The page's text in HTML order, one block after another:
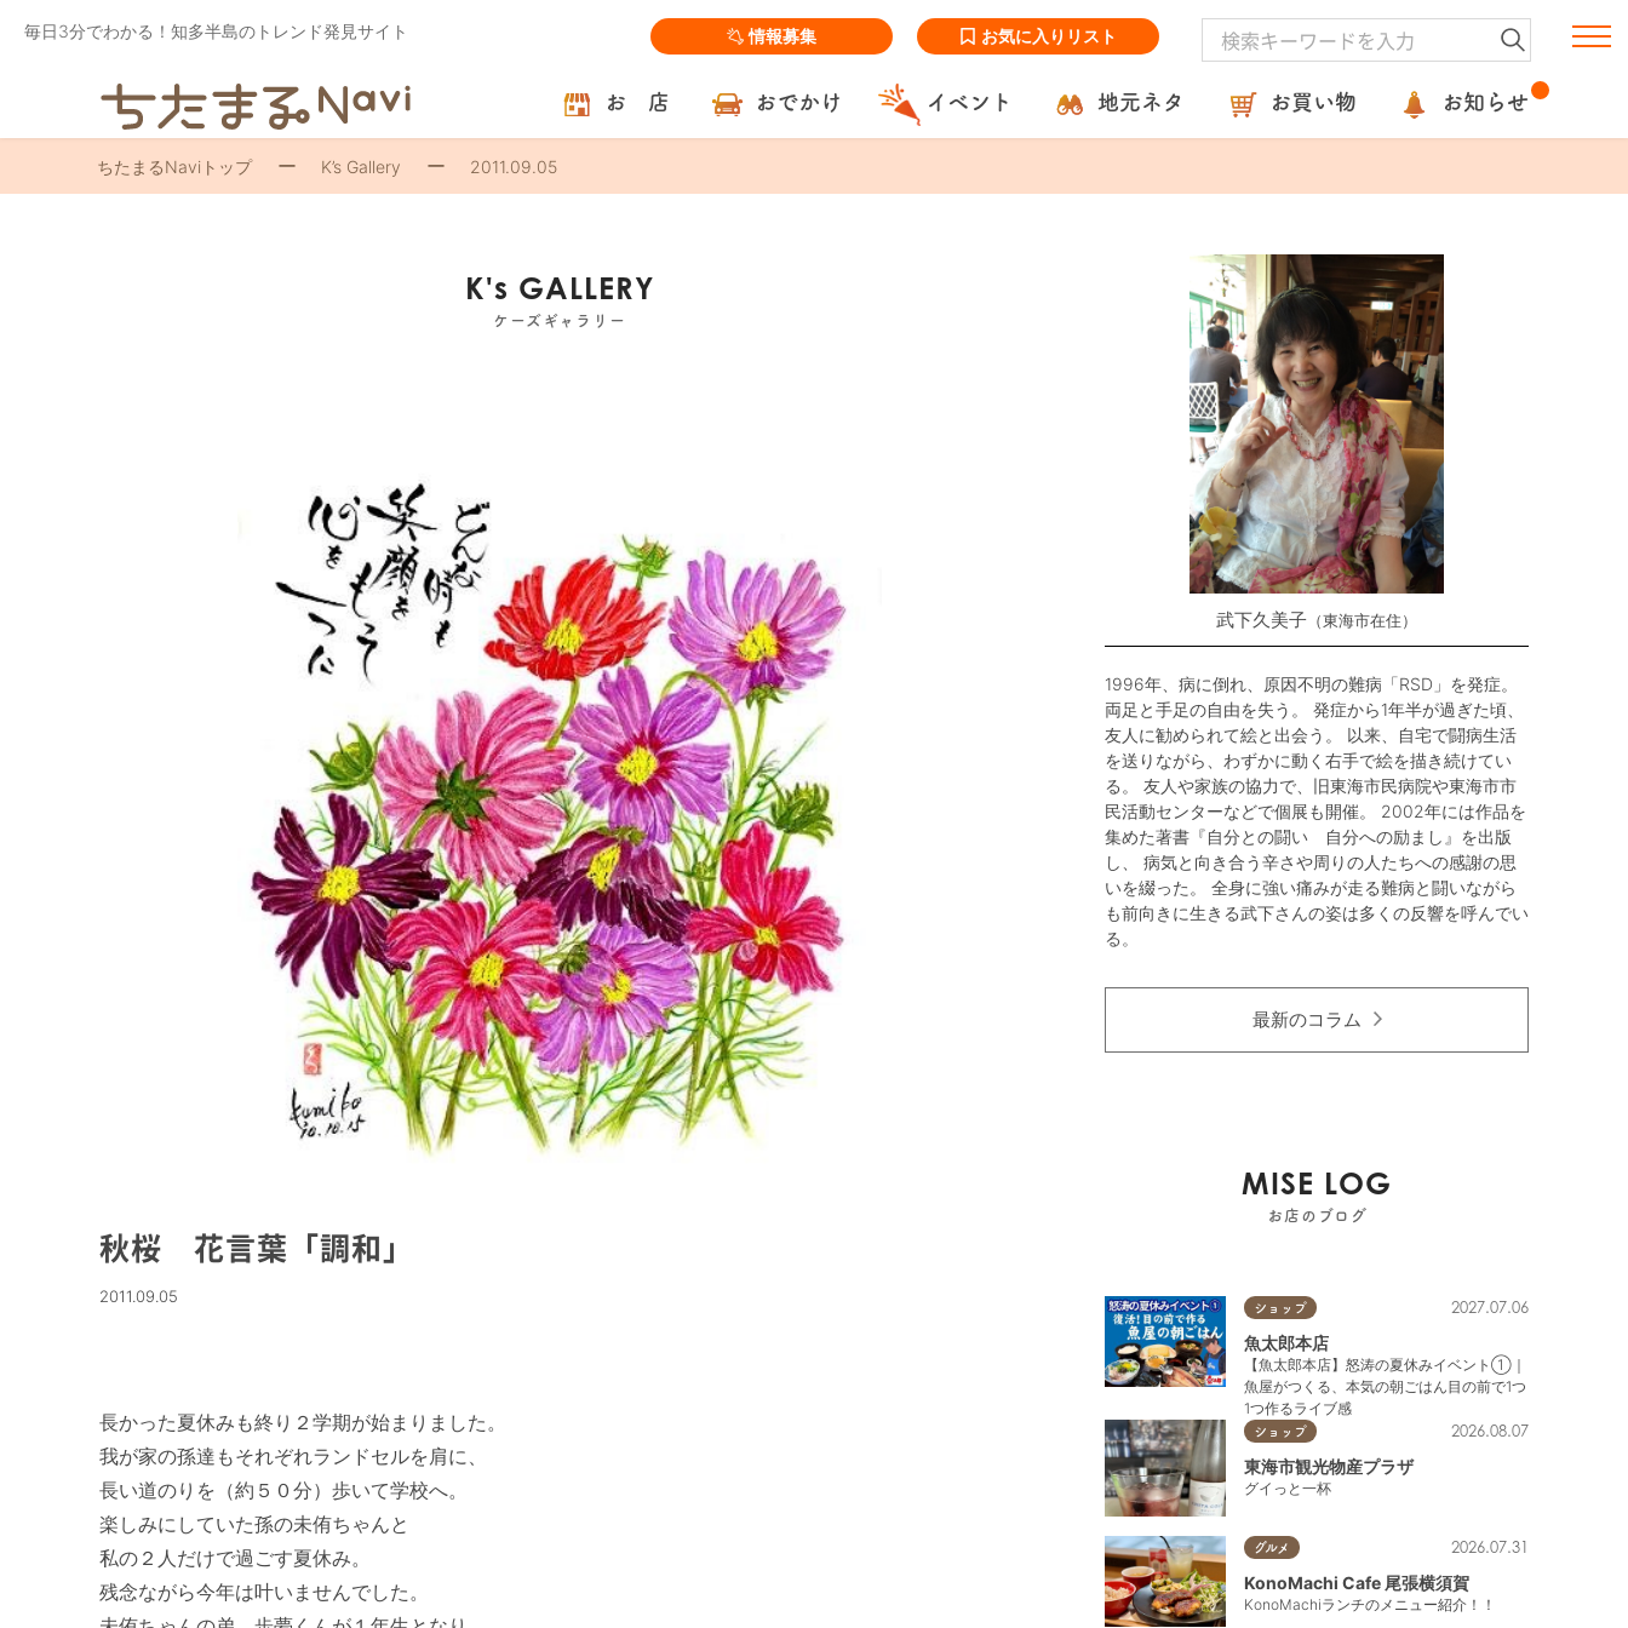
毎日3分でわかる！知多半島のトレンド発見サイト 情報募集 お気に入りリスト
お 店 おでかけ イベント 地元ネタ お買い物 お知らせ
ちたまるNaviトップ K’s Gallery 2011.09.05
K's GALLERY
ケーズギャラリー
秋桜 花言葉「調和」
2011.09.05
長かった夏休みも終り２学期が始まりました。
我が家の孫達もそれぞれランドセルを肩に、
長い道のりを（約５０分）歩いて学校へ。
楽しみにしていた孫の未侑ちゃんと
私の２人だけで過ごす夏休み。
残念ながら今年は叶いませんでした。
武下久美子 東海市在住
1996年、病に倒れ、原因不明の難病「RSD」を発症。
両足と手足の自由を失う。 発症から1年半が過ぎた頃、
友人に勧められて絵と出会う。 以来、自宅で闘病生活
を送りながら、わずかに動く右手で絵を描き続けてい
る。 友人や家族の協力で、旧東海市民病院や東海市市
民活動センターなどで個展も開催。 2002年には作品を
集めた著書『自分との闘い 自分への励まし』を出版
し、 病気と向き合う辛さや周りの人たちへの感謝の思
いを綴った。 全身に強い痛みが走る難病と闘いながら
も前向きに生きる武下さんの姿は多くの反響を呼んでい
る。
最新のコラム
MISE LOG
お店のブログ
ショップ 2027.07.06
魚太郎本店
【魚太郎本店】怒涛の夏休みイベント①｜
魚屋がつくる、本気の朝ごはん目の前で1つ
1つ作るライブ感
ショップ 2026.08.07
東海市観光物産プラザ
グイっと一杯
グルメ 2026.07.31
KonoMachi Cafe 尾張横須賀
KonoMachiランチのメニュー紹介！！